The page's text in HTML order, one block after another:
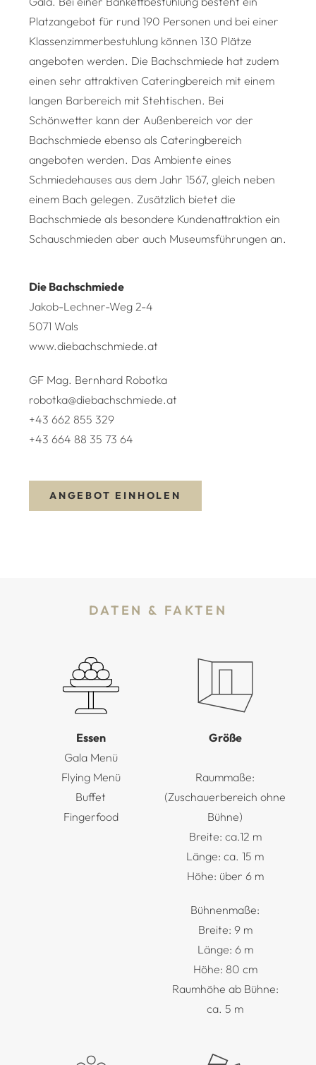
Platzangebot für rund 190 Personen und bei einer
Klassenzimmerbestuhlung können 130 Plätze
angeboten werden. Die Bachschmiede hat zudem
einen sehr attraktiven Cateringbereich mit einem
langen Barbereich mit Stehtischen. Bei
Schönwetter kann der Außenbereich vor der
Bachschmiede ebenso als Cateringbereich
angeboten werden. Das Ambiente eines
Schmiedehauses aus dem Jahr 1567, gleich neben
einem Bach gelegen. Zusätzlich bietet die
Bachschmiede als besondere Kundenattraktion ein
Schauschmieden aber auch Museumsführungen an.
Die Bachschmiede
Jakob-Lechner-Weg 2-4
5071 Wals
www.diebachschmiede.at
GF Mag. Bernhard Robotka
robotka@diebachschmiede.at
+43 662 855 329
+43 664 88 35 73 64
ANGEBOT EINHOLEN
DATEN & FAKTEN
Essen
Gala Menü
Flying Menü
Buffet
Fingerfood
Größe
Raummaße:
(Zuschauerbereich ohne
Bühne)
Breite: ca.12 m
Länge: ca. 15 m
Höhe: über 6 m
Bühnenmaße:
Breite: 9 m
Länge: 6 m
Höhe: 80 cm
Raumhöhe ab Bühne:
ca. 5 m